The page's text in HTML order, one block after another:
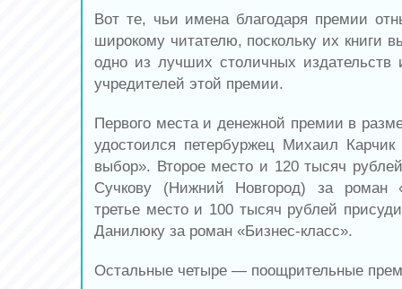
Вот те, чьи имена благодаря премии
широкому читателю, поскольку их книги
одно из лучших столичных
учредителей этой премии.
Первого места и денежной премии в
удостоился петербуржец Михаил
выбор». Второе место и 120 тысяч
Сучкову (Нижний Новгород) за роман
третье место и 100 тысяч рублей
Данилюку за роман «Бизнес-класс».
Остальные четыре — поощрительные